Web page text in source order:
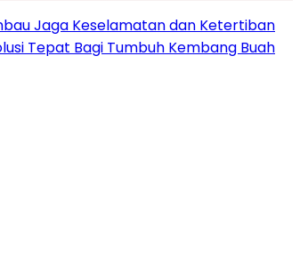
Jaga Keselamatan dan Ketertiban
Tepat Bagi Tumbuh Kembang Buah